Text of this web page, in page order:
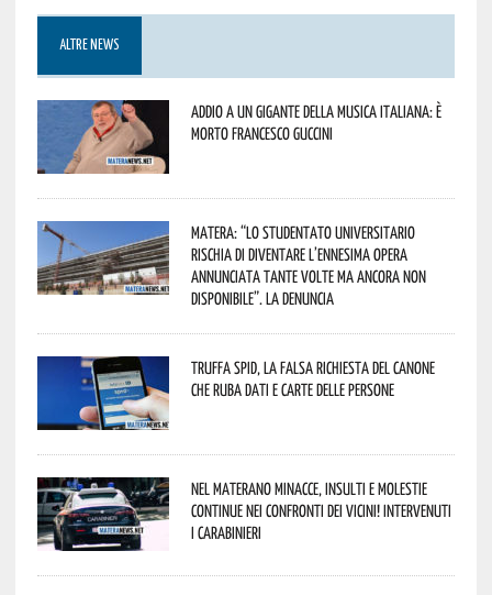
ALTRE NEWS
Addio a un gigante della musica italiana: è
morto Francesco Guccini
Matera: “Lo studentato universitario
rischia di diventare l’ennesima opera
annunciata tante volte ma ancora non
disponibile”. La denuncia
Truffa Spid, la falsa richiesta del canone
che ruba dati e carte delle persone
Nel materano minacce, insulti e molestie
continue nei confronti dei vicini! Intervenuti
i Carabinieri